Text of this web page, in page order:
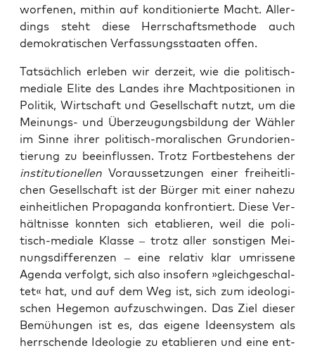
wor­fe­nen, mit­hin auf kon­di­tio­nier­te Macht. Aller­
dings steht die­se Herr­schafts­me­tho­de auch
demo­kra­ti­schen Ver­fas­sungs­staa­ten offen.
Tat­säch­lich erle­ben wir der­zeit, wie die poli­tisch-
media­le Eli­te des Lan­des ihre Macht­po­si­tio­nen in
Poli­tik, Wirt­schaft und Gesell­schaft nutzt, um die
Mei­nungs- und Über­zeu­gungs­bil­dung der Wäh­ler
im Sin­ne ihrer poli­tisch-mora­li­schen Grund­ori­en­
tie­rung zu beein­flus­sen. Trotz Fort­be­stehens der
insti­tu­tio­nel­len Vor­aus­set­zun­gen einer frei­heit­li­
chen Gesell­schaft ist der Bür­ger mit einer nahe­zu
ein­heit­li­chen Pro­pa­gan­da kon­fron­tiert. Die­se Ver­
hält­nis­se konn­ten sich eta­blie­ren, weil die poli­
tisch-media­le Klas­se – trotz aller sons­ti­gen Mei­
nungs­dif­fe­ren­zen – eine rela­tiv klar umris­se­ne
Agen­da ver­folgt, sich also inso­fern »gleich­ge­schal­
tet« hat, und auf dem Weg ist, sich zum ideo­lo­gi­
schen Hege­mon auf­zu­schwin­gen. Das Ziel die­ser
Bemü­hun­gen ist es, das eige­ne Ideen­sys­tem als
herr­schen­de Ideo­lo­gie zu eta­blie­ren und eine ent­